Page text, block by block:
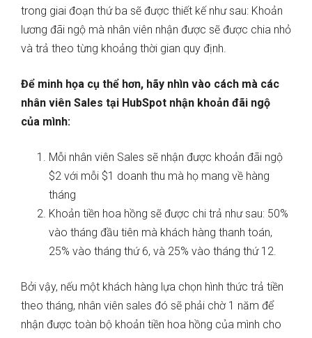
trong giai đoạn thứ ba sẽ được thiết kế như sau: Khoản
lương đãi ngộ mà nhân viên nhận được sẽ được chia nhỏ
và trả theo từng khoảng thời gian quy định.
Để minh họa cụ thể hơn, hãy nhìn vào cách mà các
nhân viên Sales tại HubSpot nhận khoản đãi ngộ
của mình:
Mỗi nhân viên Sales sẽ nhận được khoản đãi ngộ
$2 với mỗi $1 doanh thu mà họ mang về hàng
tháng
Khoản tiền hoa hồng sẽ được chi trả như sau: 50%
vào tháng đầu tiên mà khách hàng thanh toán,
25% vào tháng thứ 6, và 25% vào tháng thứ 12.
Bởi vậy, nếu một khách hàng lựa chọn hình thức trả tiền
theo tháng, nhân viên sales đó sẽ phải chờ 1 năm để
nhận được toàn bộ khoản tiền hoa hồng của mình cho